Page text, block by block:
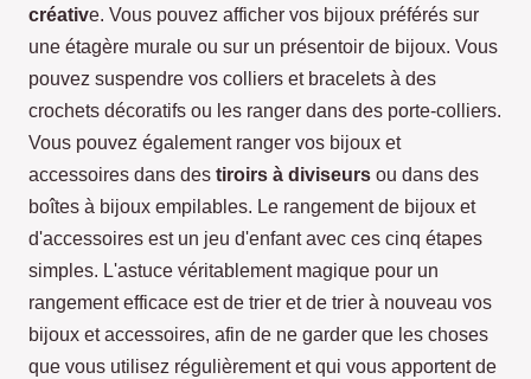
créative. Vous pouvez afficher vos bijoux préférés sur
une étagère murale ou sur un présentoir de bijoux. Vous
pouvez suspendre vos colliers et bracelets à des
crochets décoratifs ou les ranger dans des porte-colliers.
Vous pouvez également ranger vos bijoux et
accessoires dans des tiroirs à diviseurs ou dans des
boîtes à bijoux empilables. Le rangement de bijoux et
d'accessoires est un jeu d'enfant avec ces cinq étapes
simples. L'astuce véritablement magique pour un
rangement efficace est de trier et de trier à nouveau vos
bijoux et accessoires, afin de ne garder que les choses
que vous utilisez régulièrement et qui vous apportent de